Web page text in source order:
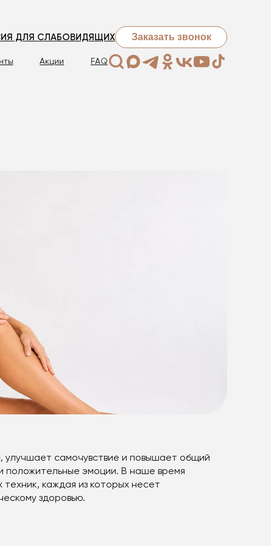
ДЛЯ СЛАБОВИДЯЩИХ Заказать звонок
Акции FAQ
улучшает самочувствие и повышает общий
положительные эмоции. В наше время
каждая из которых несет
здоровью.